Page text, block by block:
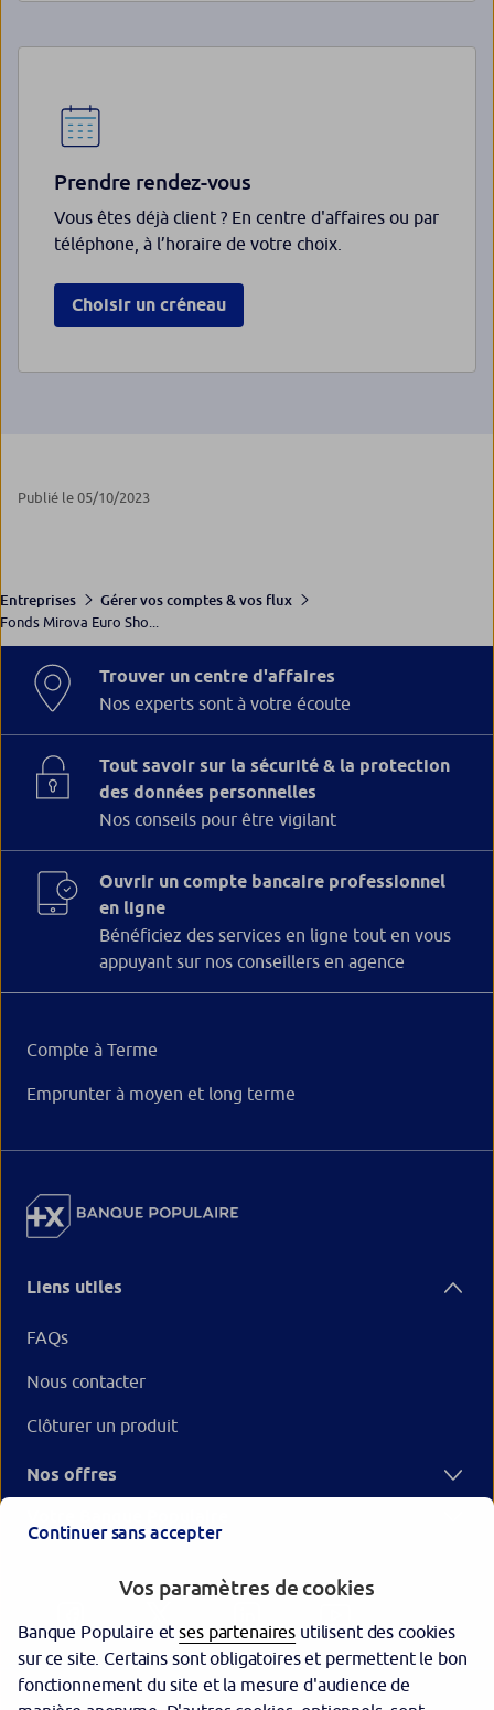
Prendre rendez-vous
Vous êtes déjà client ? En centre d'affaires ou par
téléphone, à l’horaire de votre choix.
Choisir un créneau
Publié le 05/10/2023
Entreprises
Gérer vos comptes & vos flux
Fonds Mirova Euro Sho...
Trouver un centre d'affaires
Nos experts sont à votre écoute
Tout savoir sur la sécurité & la protection
des données personnelles
Nos conseils pour être vigilant
Ouvrir un compte bancaire professionnel
en ligne
Bénéficiez des services en ligne tout en vous
appuyant sur nos conseillers en agence
Compte à Terme
Emprunter à moyen et long terme
Liens utiles
FAQs
Nous contacter
Clôturer un produit
Nos offres
Continuer sans accepter
Vos paramètres de cookies
Banque Populaire etses partenaires utilisent des cookies
sur ce site. Certains sont obligatoires et permettent le bon
fonctionnement du site et la mesure d'audience de